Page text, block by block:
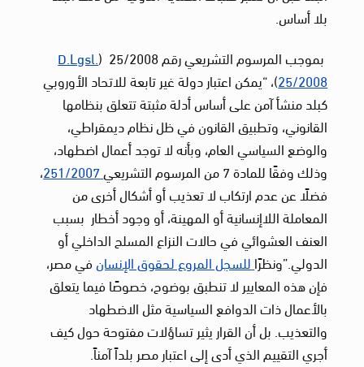
بلا أساس.
بموجب المرسوم التشريعي رقم 25/2008 (
D.Lgsl.
25/2008)، “يمكن اعتبار دولة غير تابعة للاتحاد الأوروبي
كبلد منشأ آمن على أساس أدلة مثبتة تتعلق بنظامها
القانوني، وتطبيق القانون في ظل نظام ديمقراطي،
والوضع السياسي العام، وبأنه لا توجد أعمال اضطهاد،
وذلك وفقًا للمادة 7 من المرسوم التشريعي
251/2007،
فضلًا عن عدم ارتكاب لا تعذيب أو أشكال أخرى من
المعاملة اللاإنسانية أو المهينة، أو وجود أخطار بسبب
العنف العشوائي في حالات النزاع المسلح الداخلي أو
الدولي.”ونظرًاللسجل المروع لحقوق الإنسانفي مصر،
فإن هذه المعايير لا تنطبق بوضوح، خصوصًا فيما يتعلق
بالأعمال ذات الدوافع السياسية مثل الاضطهاد
والتعذيب. بل أن القرار يثير تساؤلات مفتوحة حول كيف
أجري التقييم الذي أدى إلى اعتبار مصر بلداً آمناً.